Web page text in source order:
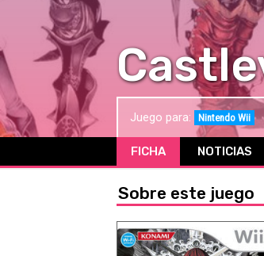
Juego para: Nintendo Wii
FICHA NOTICIAS
Sobre este juego